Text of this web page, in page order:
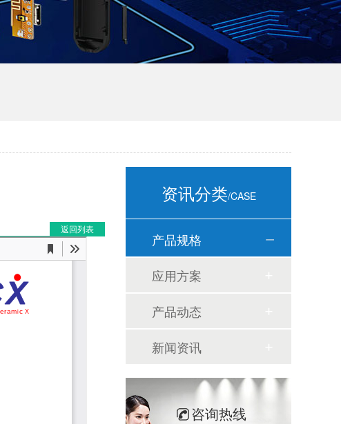
返回列表
资讯分类/CASE
产品规格
应用方案
产品动态
新闻资讯
咨询热线